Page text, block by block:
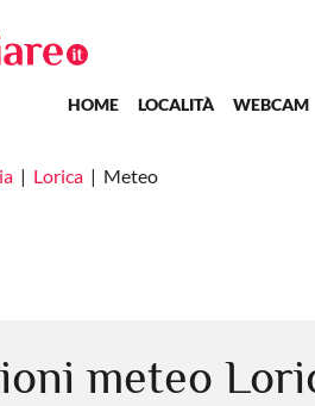
Main navigation
HOME LOCALITÀ WEBCAM
Lorica Meteo
meteo